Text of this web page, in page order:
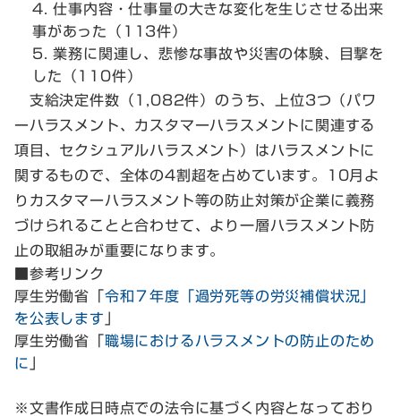
仕事内容・仕事量の大きな変化を生じさせる出来
事があった（113件）
業務に関連し、悲惨な事故や災害の体験、目撃を
した（110件）
支給決定件数（1,082件）のうち、上位3つ（パワ
ーハラスメント、カスタマーハラスメントに関連する
項目、セクシュアルハラスメント）はハラスメントに
関するもので、全体の4割超を占めています。10月よ
りカスタマーハラスメント等の防止対策が企業に義務
づけられることと合わせて、より一層ハラスメント防
止の取組みが重要になります。
■参考リンク
厚生労働省「令和７年度「過労死等の労災補償状況」
を公表します
厚生労働省「職場におけるハラスメントの防止のため
に
※文書作成日時点での法令に基づく内容となっており